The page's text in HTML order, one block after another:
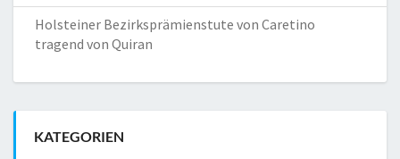
Holsteiner Bezirksprämienstute von Caretino
tragend von Quiran
KATEGORIEN